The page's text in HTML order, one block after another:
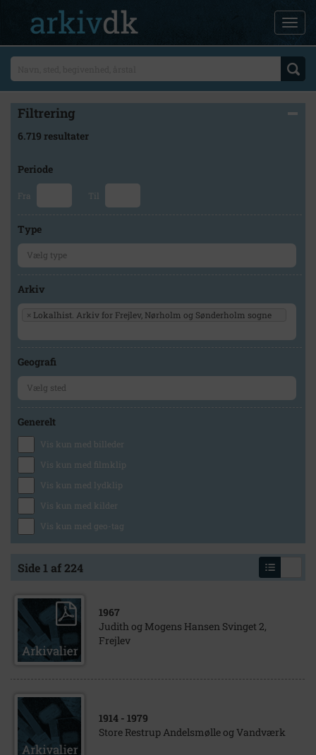
Filtrering
6.719 resultater
Periode
Fra Til
Type
Arkiv
× Lokalhist. Arkiv for Frejlev, Nørholm og Sønderholm sogne
Geografi
Generelt
Vis kun med billeder
Vis kun med filmklip
Vis kun med lydklip
Vis kun med kilder
Vis kun med geo-tag
Side 1 af 224
1967
Judith og Mogens Hansen Svinget 2,
Frejlev
1914 - 1979
Store Restrup Andelsmølle og Vandværk